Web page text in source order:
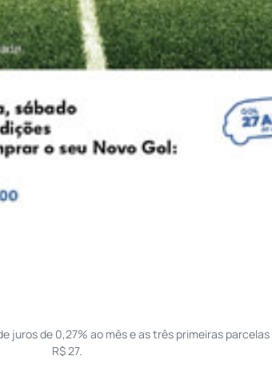
juros de 0,27% ao mês e as três primeiras
R$ 27.